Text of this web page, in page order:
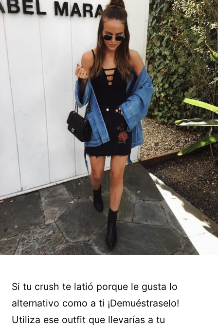
Si tu crush te latió porque le gusta lo
alternativo como a ti ¡Demuéstraselo!
Utiliza ese outfit que llevarías a tu